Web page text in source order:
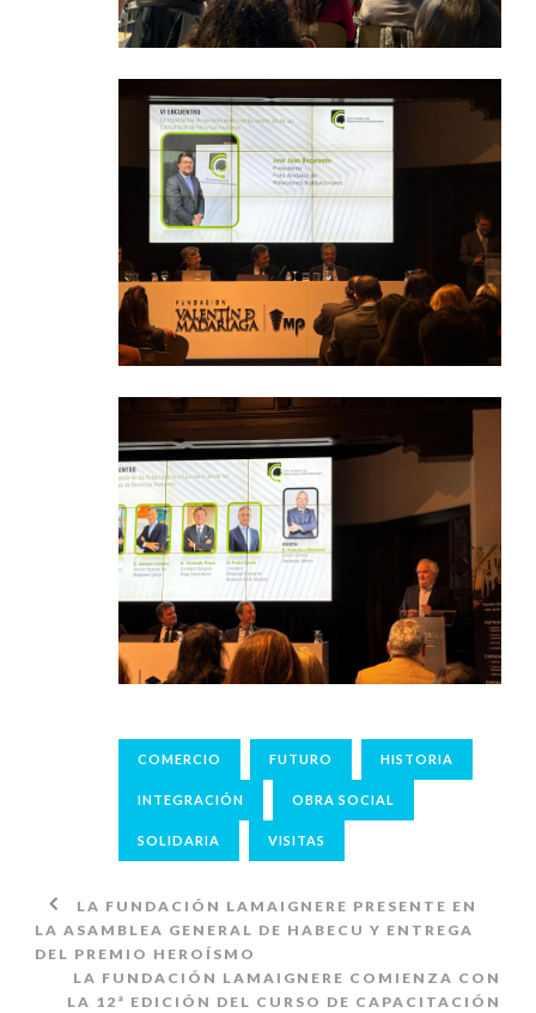
COMERCIO FUTURO HISTORIA
INTEGRACIÓN OBRA SOCIAL
SOLIDARIA VISITAS
LA FUNDACIÓN LAMAIGNERE PRESENTE EN
LA ASAMBLEA GENERAL DE HABECU Y ENTREGA
DEL PREMIO HEROÍSMO
LA FUNDACIÓN LAMAIGNERE COMIENZA CON
LA 12ª EDICIÓN DEL CURSO DE CAPACITACIÓN